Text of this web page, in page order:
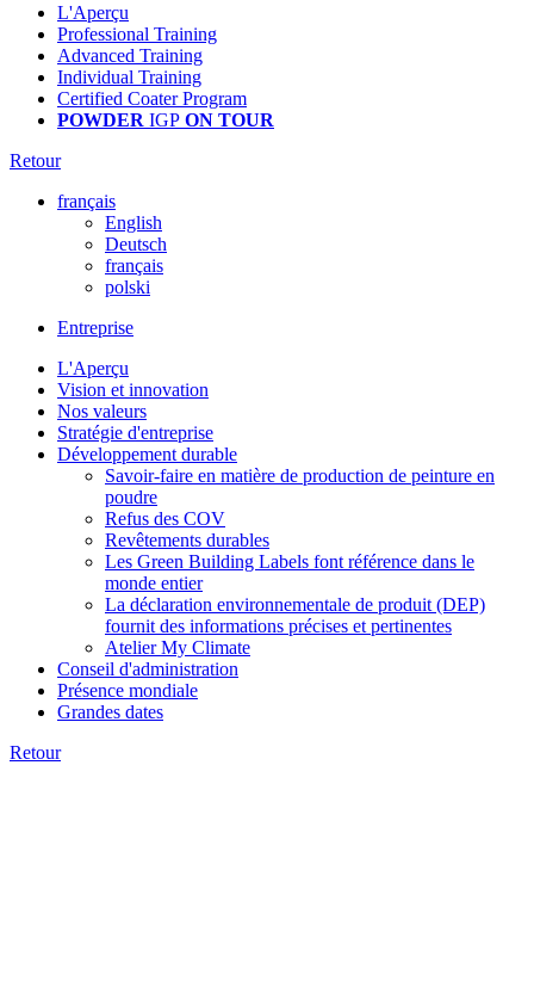
L'Aperçu
Professional Training
Advanced Training
Individual Training
Certified Coater Program
POWDER IGP ON TOUR
Retour
français
English
Deutsch
français
polski
Entreprise
L'Aperçu
Vision et innovation
Nos valeurs
Stratégie d'entreprise
Développement durable
Savoir-faire en matière de production de peinture en
poudre
Refus des COV
Revêtements durables
Les Green Building Labels font référence dans le
monde entier
La déclaration environnementale de produit (DEP)
fournit des informations précises et pertinentes
Atelier My Climate
Conseil d'administration
Présence mondiale
Grandes dates
Retour